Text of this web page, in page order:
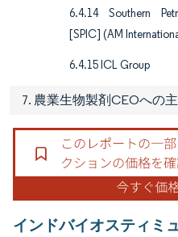
6.4.14 Southern
[SPIC] (AM
6.4.15 ICL Group
7. 農業生物製剤CEOへの
インドバイオスティミ